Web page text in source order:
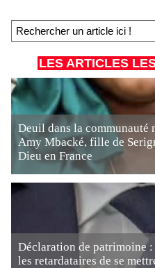
LES ARTICLES
Deuil dans la communauté
Amy Mbacké, fille de
Dieu en France
Déclaration de patrimoine :
les retardataires de se